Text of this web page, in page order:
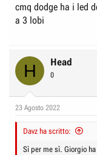
cmq dodge ha i led
a 3 lobi
H Head
0
23 Agosto 2022
Davz ha scritto:
Sì per me sì. Giorgio